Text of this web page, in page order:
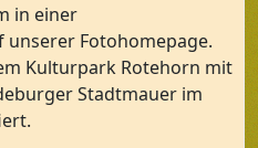
in einer
Fotohomepage.
Kulturpark Rotehorn mit
Stadtmauer im